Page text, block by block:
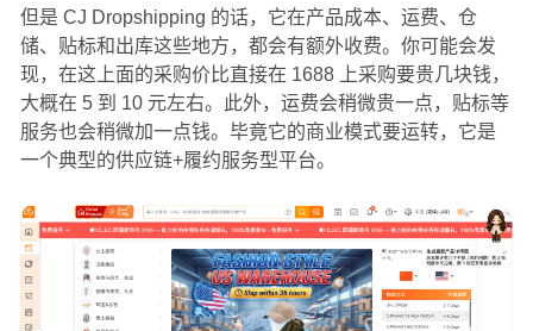
但是 CJ Dropshipping 的话，它在产品成本、运费、仓
储、贴标和出库这些地方，都会有额外收费。你可能会发
现，在这上面的采购价比直接在 1688 上采购要贵几块钱，
大概在 5 到 10 元左右。此外，运费会稍微贵一点，贴标等
服务也会稍微加一点钱。毕竟它的商业模式要运转，它是
一个典型的供应链+履约服务型平台。